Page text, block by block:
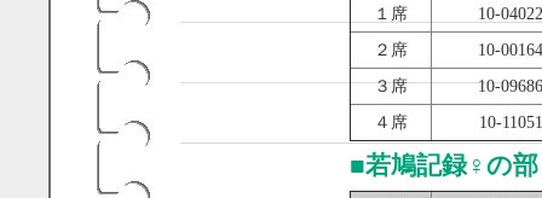
１席
10-
２席
10-
３席
10-
４席
10-
■若鳩記録♀の